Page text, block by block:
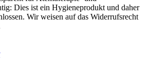
Dies ist ein Hygieneprodukt und daher
Wir weisen auf das Widerrufsrecht